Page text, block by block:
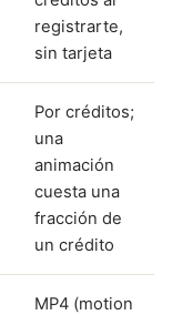
registrarte,
sin tarjeta
Por créditos;
una
animación
cuesta una
fracción de
un crédito
MP4 (motion